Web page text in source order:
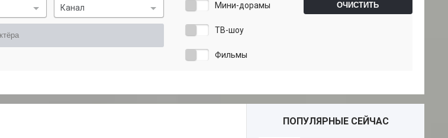
Канал Мини-дорамы
ТВ-шоу
Фильмы
ПОПУЛЯРНЫЕ СЕЙЧАС